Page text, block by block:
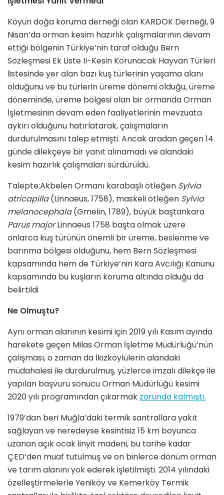
Köyün doğa koruma derneği olan KARDOK Derneği, 9
Nisan’da orman kesim hazırlık çalışmalarının devam
ettiği bölgenin Türkiye’nin taraf olduğu Bern
Sözleşmesi Ek Liste II-Kesin Korunacak Hayvan Türleri
listesinde yer alan bazı kuş türlerinin yaşama alanı
olduğunu ve bu türlerin üreme dönemi olduğu, üreme
döneminde, üreme bölgesi olan bir ormanda Orman
İşletmesinin devam eden faaliyetlerinin mevzuata
aykırı olduğunu hatırlatarak, çalışmaların
durdurulmasını talep etmişti. Ancak aradan geçen 14
günde dilekçeye bir yanıt alınamadı ve alandaki
kesim hazırlık çalışmaları sürdürüldü.
Talepte;Akbelen Ormanı karabaşlı ötleğen Sylvia
atricapilla(Linnaeus, 1758), maskeli ötleğen Sylvia
melanocephala(Gmelin, 1789), büyük baştankara
Parus majorLinnaeus 1758 başta olmak üzere
onlarca kuş türünün önemli bir üreme, beslenme ve
barınma bölgesi olduğunu, hem Bern Sözleşmesi
kapsamında hem de Türkiye’nin Kara Avcılığı Kanunu
kapsamında bu kuşların koruma altında olduğu da
belirtildi
Ne Olmuştu?
Aynı orman alanının kesimi için 2019 yılı Kasım ayında
harekete geçen Milas Orman İşletme Müdürlüğü’nün
çalışması, o zaman da İkizköylülerin alandaki
müdahalesi ile durdurulmuş, yüzlerce imzalı dilekçe ile
yapılan başvuru sonucu Orman Müdürlüğü kesimi
2020 yılı programından çıkarmak zorunda kalmıştı.
1979’dan beri Muğla’daki termik santrallara yakıt
sağlayan ve neredeyse kesintisiz 15 km boyunca
uzanan açık ocak linyit madeni, bu tarihe kadar
ÇED’den muaf tutulmuş ve on binlerce dönüm orman
ve tarım alanını yok ederek işletilmişti. 2014 yılındaki
özelleştirmelerle Yeniköy ve Kemerköy Termik